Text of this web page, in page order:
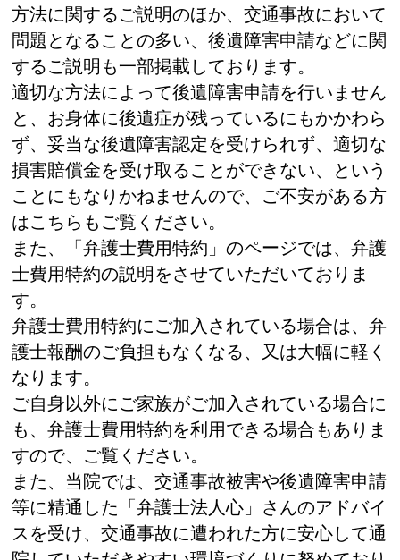
方法に関するご説明のほか、交通事故において
問題となることの多い、後遺障害申請などに関
するご説明も一部掲載しております。
適切な方法によって後遺障害申請を行いません
と、お身体に後遺症が残っているにもかかわら
ず、妥当な後遺障害認定を受けられず、適切な
損害賠償金を受け取ることができない、という
ことにもなりかねませんので、ご不安がある方
はこちらもご覧ください。
また、「弁護士費用特約」のページでは、弁護
士費用特約の説明をさせていただいておりま
す。
弁護士費用特約にご加入されている場合は、弁
護士報酬のご負担もなくなる、又は大幅に軽く
なります。
ご自身以外にご家族がご加入されている場合に
も、弁護士費用特約を利用できる場合もありま
すので、ご覧ください。
また、当院では、交通事故被害や後遺障害申請
等に精通した「弁護士法人心」さんのアドバイ
スを受け、交通事故に遭われた方に安心して通